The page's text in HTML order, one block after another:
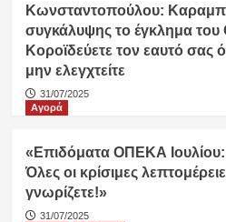
Κωνσταντοπούλου:
συγκάλυψης το έγκλημα
Κοροϊδεύετε τον εαυτό σας
μην ελεγχτείτε
31/07/2025
Αγορά
«Επιδόματα ΟΠΕΚΑ
Όλες οι κρίσιμες
γνωρίζετε!»
31/07/2025